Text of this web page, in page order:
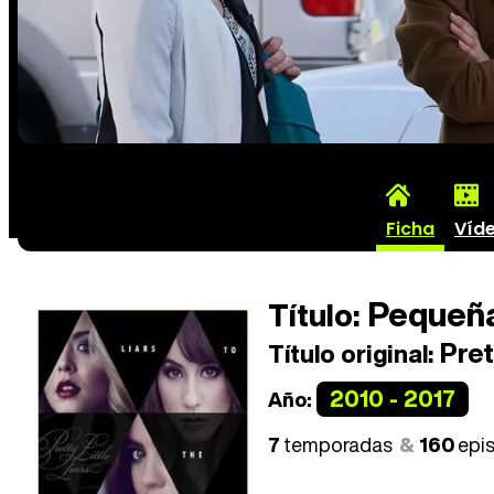
Ficha
Título:
Título original:
Año: 2010 - 2017
7temporadas 160